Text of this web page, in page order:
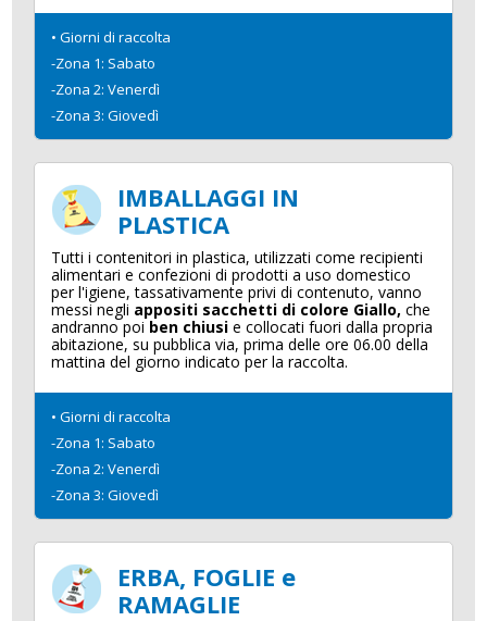
• Giorni di raccolta
-Zona 1: Sabato
-Zona 2: Venerdì
-Zona 3: Giovedì
IMBALLAGGI IN
PLASTICA
Tutti i contenitori in plastica, utilizzati come recipienti
alimentari e confezioni di prodotti a uso domestico
per l'igiene, tassativamente privi di contenuto, vanno
messi negli appositi sacchetti di colore Giallo, che
andranno poi ben chiusi e collocati fuori dalla propria
abitazione, su pubblica via, prima delle ore 06.00 della
mattina del giorno indicato per la raccolta.
• Giorni di raccolta
-Zona 1: Sabato
-Zona 2: Venerdì
-Zona 3: Giovedì
ERBA, FOGLIE e
RAMAGLIE